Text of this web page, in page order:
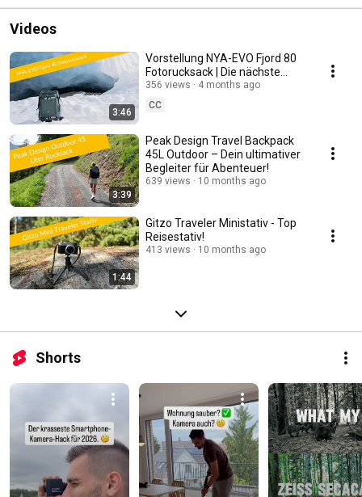
Videos
3:46
Vorstellung NYA-EVO Fjord 80
Fotorucksack | Die nächste
Dimension für Expeditionen 🏔️
📸
356 views
4 months ago
CC
3:39
Peak Design Travel Backpack
45L Outdoor – Dein ultimativer
Begleiter für Abenteuer!
639 views 10 months ago
1:44
Gitzo Traveler Ministativ - Top
Reisestativ!
413 views 10 months ago
Shorts